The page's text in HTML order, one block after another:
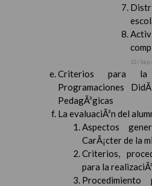
13 / Sep
Criterios para la
Programaciones
PedagÃ³gicas
La evaluaciÃ³n del
Aspectos
CarÃ¡cter de la
Criterios,
para la